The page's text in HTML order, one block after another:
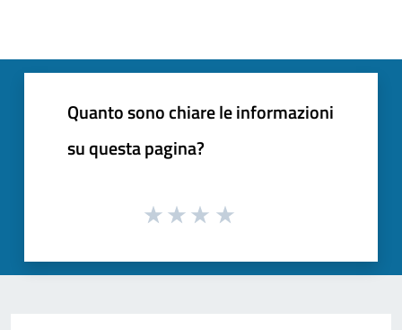
Quanto sono chiare le informazioni
su questa pagina?